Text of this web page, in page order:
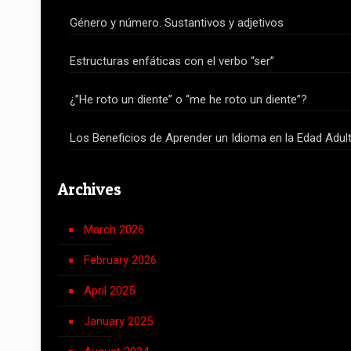
Género y número. Sustantivos y adjetivos
Estructuras enfáticas con el verbo “ser”
¿”He roto un diente” o “me he roto un diente”?
Los Beneficios de Aprender un Idioma en la Edad
Archives
March 2026
February 2026
April 2025
January 2025